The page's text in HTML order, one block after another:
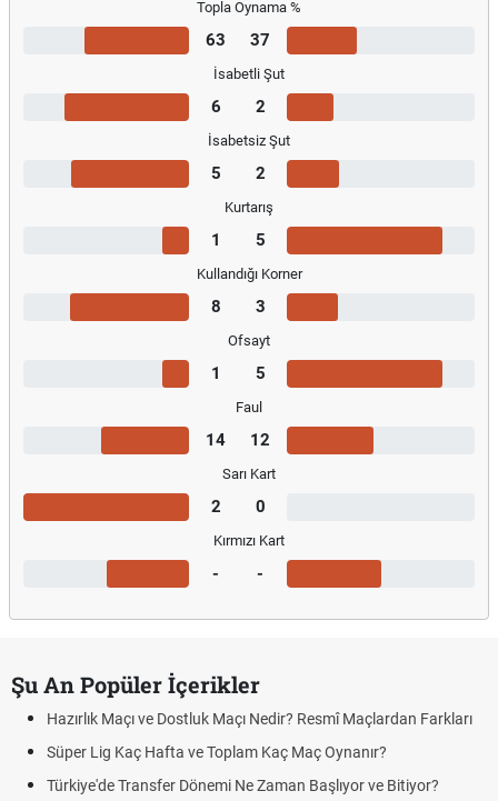
Topla Oynama %
63 37
İsabetli Şut
6 2
İsabetsiz Şut
5 2
Kurtarış
1 5
Kullandığı Korner
8 3
Ofsayt
1 5
Faul
14 12
Sarı Kart
2 0
Kırmızı Kart
- -
Şu An Popüler İçerikler
Hazırlık Maçı ve Dostluk Maçı Nedir? Resmî Maçlardan Farkları
Süper Lig Kaç Hafta ve Toplam Kaç Maç Oynanır?
Türkiye'de Transfer Dönemi Ne Zaman Başlıyor ve Bitiyor?